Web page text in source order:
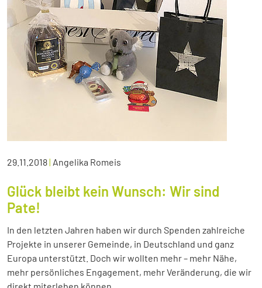
29.11.2018| Angelika Romeis
Glück bleibt kein Wunsch: Wir sind
Pate!
In den letzten Jahren haben wir durch Spenden zahlreiche
Projekte in unserer Gemeinde, in Deutschland und ganz
Europa unterstützt. Doch wir wollten mehr – mehr Nähe,
mehr persönliches Engagement, mehr Veränderung, die wir